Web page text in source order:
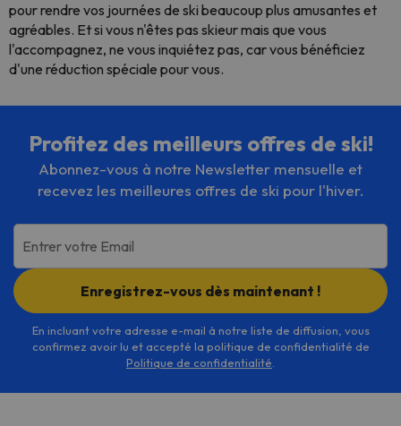
pour rendre vos journées de ski beaucoup plus amusantes et
agréables. Et si vous n'êtes pas skieur mais que vous
l'accompagnez, ne vous inquiétez pas, car vous bénéficiez
d'une réduction spéciale pour vous.
Profitez des meilleurs offres de ski!
Abonnez-vous à notre Newsletter mensuelle et
recevez les meilleures offres de ski pour l'hiver.
Entrer votre Email
Enregistrez-vous dès maintenant !
En incluant votre adresse e-mail à notre liste de diffusion, vous
confirmez avoir lu et accepté la politique de confidentialité de
Politique de confidentialité